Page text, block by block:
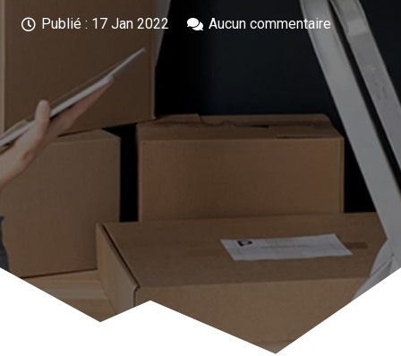
Publié : 17 Jan 2022 Aucun commentaire